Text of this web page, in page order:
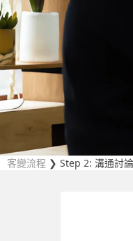
客變流程 ❯ Step 2: 溝通討論